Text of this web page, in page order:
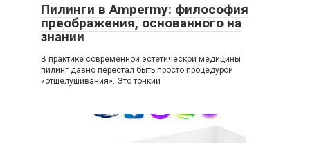
Пилинги в Ampermy: философия
преображения, основанного на
знании
В практике современной эстетической медицины
пилинг давно перестал быть просто процедурой
«отшелушивания». Это тонкий